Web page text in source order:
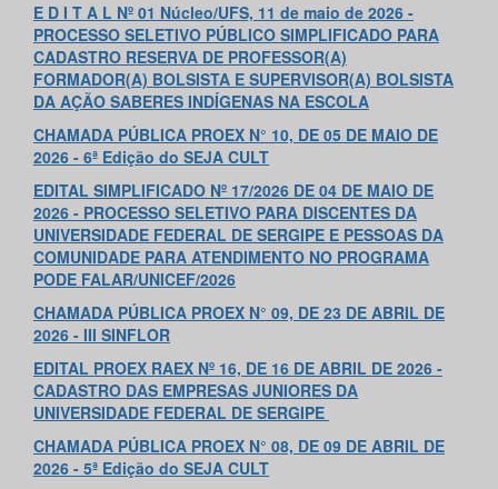
E D I T A L Nº 01 Núcleo/UFS, 11 de maio de 2026 -
PROCESSO SELETIVO PÚBLICO SIMPLIFICADO PARA
CADASTRO RESERVA DE PROFESSOR(A)
FORMADOR(A) BOLSISTA E SUPERVISOR(A) BOLSISTA
DA AÇÃO SABERES INDÍGENAS NA ESCOLA
CHAMADA PÚBLICA PROEX N° 10, DE 05 DE MAIO DE
2026 - 6ª Edição do SEJA CULT
EDITAL SIMPLIFICADO Nº 17/2026 DE 04 DE MAIO DE
2026 - PROCESSO SELETIVO PARA DISCENTES DA
UNIVERSIDADE FEDERAL DE SERGIPE E PESSOAS DA
COMUNIDADE PARA ATENDIMENTO NO PROGRAMA
PODE FALAR/UNICEF/2026
CHAMADA PÚBLICA PROEX N° 09, DE 23 DE ABRIL DE
2026 - III SINFLOR
EDITAL PROEX RAEX Nº 16, DE 16 DE ABRIL DE 2026 -
CADASTRO DAS EMPRESAS JUNIORES DA
UNIVERSIDADE FEDERAL DE SERGIPE
CHAMADA PÚBLICA PROEX N° 08, DE 09 DE ABRIL DE
2026 - 5ª Edição do SEJA CULT